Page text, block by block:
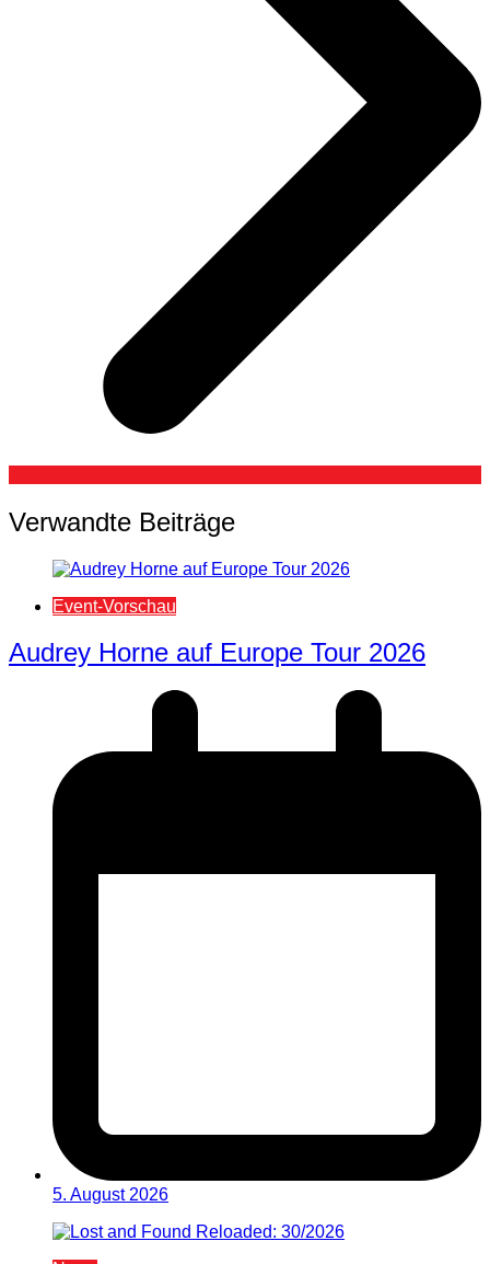
Verwandte Beiträge
Event-Vorschau
Audrey Horne auf Europe Tour 2026
5. August 2026